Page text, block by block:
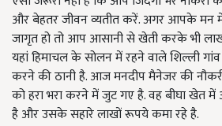
और बेहतर जीवन व्यतीत करें. अगर आपके मन
जागृत हो तो आप आसानी से खेती करके भी
यहां हिमाचल के सोलन में रहने वाले शिल्ली
करने की ठानी है. आज मनदीप मैनेजर की
को हरा भरा करने में जुट गए है. वह बीघा खेत
है और उसके सहारे लाखों रूपये कमा रहे है.